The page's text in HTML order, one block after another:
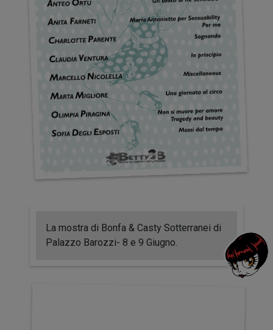
La mostra di Bonfa & Casty Sotterranei di
Palazzo Barozzi- 8 e 9 Giugno.